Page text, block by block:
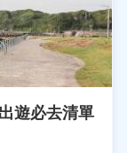
遊必去清單